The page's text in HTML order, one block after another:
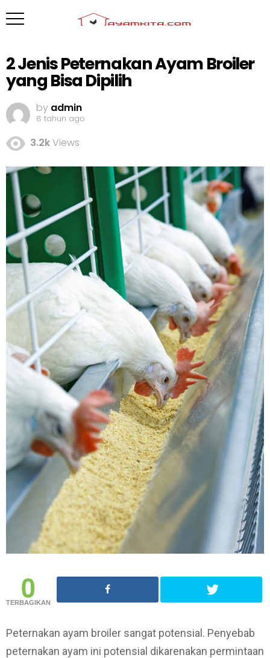
2 Jenis Peternakan Ayam Broiler
yang Bisa Dipilih
by admin
8 tahun ago
3.2kViews
0
TERBAGIKAN
Peternakan ayam broiler sangat potensial. Penyebab
peternakan ayam ini potensial dikarenakan permintaan